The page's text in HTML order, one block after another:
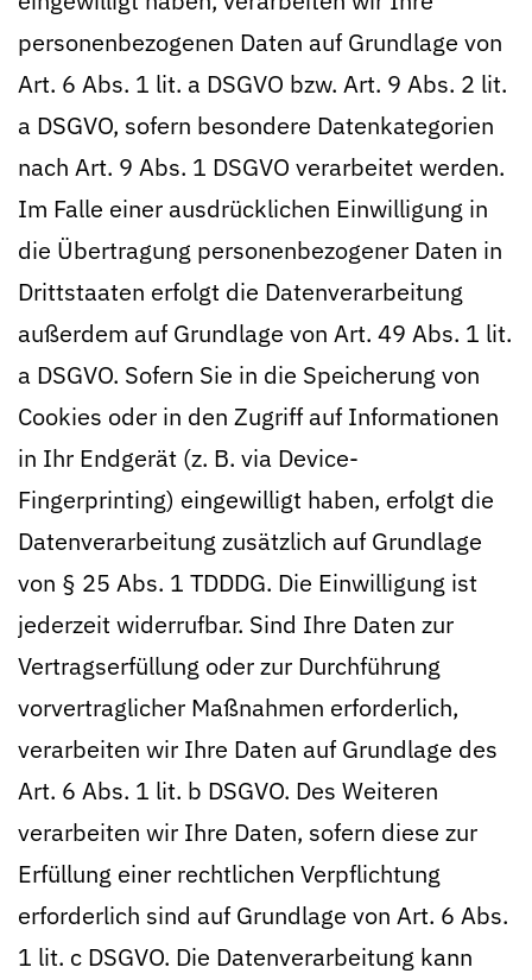
personenbezogenen Daten auf Grundlage von
Art. 6 Abs. 1 lit. a DSGVO bzw. Art. 9 Abs. 2 lit.
a DSGVO, sofern besondere Datenkategorien
nach Art. 9 Abs. 1 DSGVO verarbeitet werden.
Im Falle einer ausdrücklichen Einwilligung in
die Übertragung personenbezogener Daten in
Drittstaaten erfolgt die Datenverarbeitung
außerdem auf Grundlage von Art. 49 Abs. 1 lit.
a DSGVO. Sofern Sie in die Speicherung von
Cookies oder in den Zugriff auf Informationen
in Ihr Endgerät (z. B. via Device-
Fingerprinting) eingewilligt haben, erfolgt die
Datenverarbeitung zusätzlich auf Grundlage
von § 25 Abs. 1 TDDDG. Die Einwilligung ist
jederzeit widerrufbar. Sind Ihre Daten zur
Vertragserfüllung oder zur Durchführung
vorvertraglicher Maßnahmen erforderlich,
verarbeiten wir Ihre Daten auf Grundlage des
Art. 6 Abs. 1 lit. b DSGVO. Des Weiteren
verarbeiten wir Ihre Daten, sofern diese zur
Erfüllung einer rechtlichen Verpflichtung
erforderlich sind auf Grundlage von Art. 6 Abs.
1 lit. c DSGVO. Die Datenverarbeitung kann